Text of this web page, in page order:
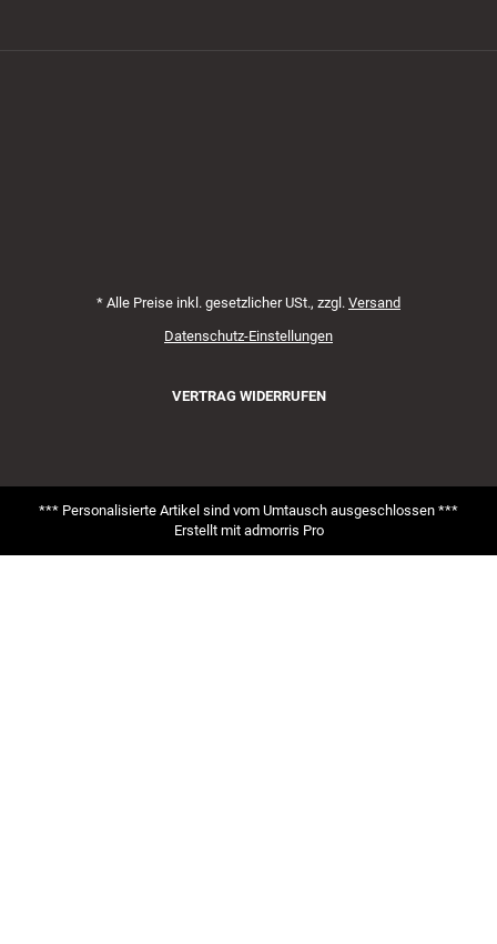
* Alle Preise inkl. gesetzlicher USt., zzgl. Versand
Datenschutz-Einstellungen
VERTRAG WIDERRUFEN
*** Personalisierte Artikel sind vom Umtausch ausgeschlossen ***
Erstellt mit admorris Pro